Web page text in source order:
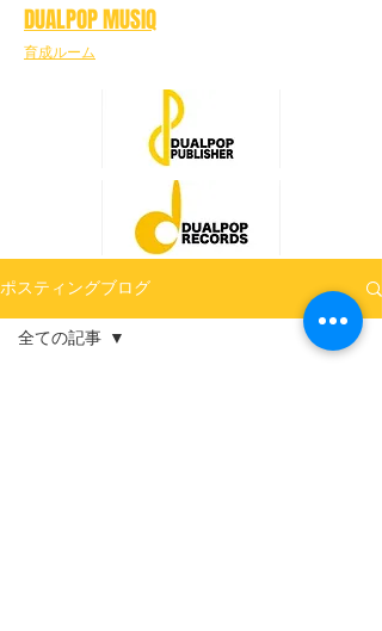
DUALPOP MUSIQ
育成ルーム
ポスティングブログ
全ての記事